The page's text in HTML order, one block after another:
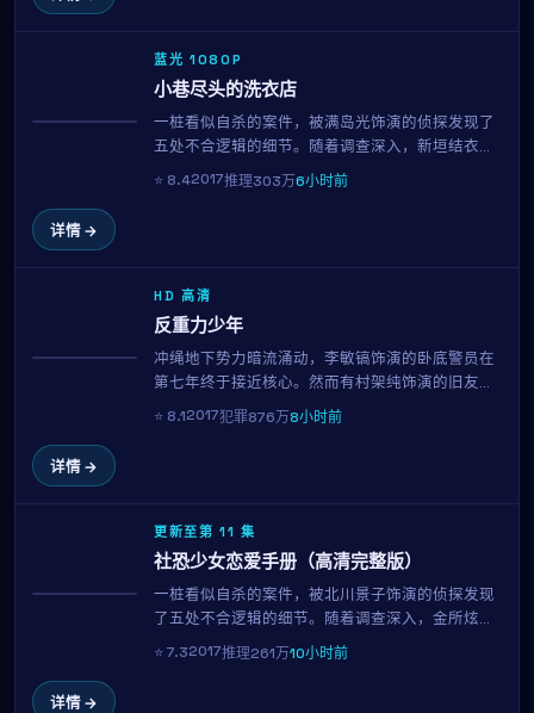
蓝光 1080P
小巷尽头的洗衣店
一桩看似自杀的案件，被满岛光饰演的侦探发现了
五处不合逻辑的细节。随着调查深入，新垣结衣所
代表的当事人方逐渐成为唯一指向。这是一场关于
动机与人性的智力博弈，全片每一个镜头都暗藏伏
⭐ 8.42017推理303万6小时前
详情 →
HD 高清
反重力少年
冲绳地下势力暗流涌动，李敏镐饰演的卧底警员在
第七年终于接近核心。然而有村架纯饰演的旧友身
份突变，让他陷入忠诚与生存的两难。是松隆志的
招牌长镜头与冷暖对比色调，在本片中再次令人窒
⭐ 8.12017犯罪876万8小时前
详情 →
更新至第 11 集
社恐少女恋爱手册（高清完整版）
一桩看似自杀的案件，被北川景子饰演的侦探发现
了五处不合逻辑的细节。随着调查深入，金所炫所
代表的当事人方逐渐成为唯一指向。这是一场关于
动机与人性的智力博弈，全片每一个镜头都暗藏伏
⭐7.32017推理261万10小时前
详情 →